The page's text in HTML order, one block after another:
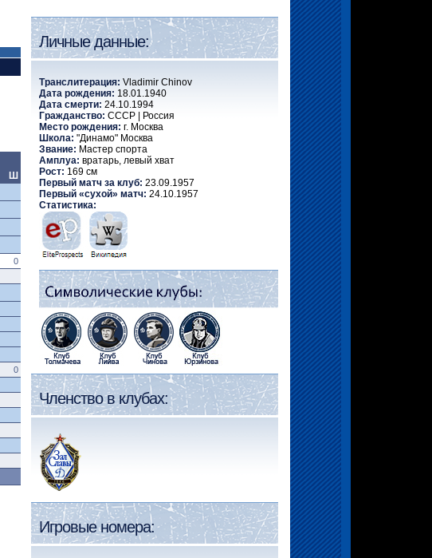
Ш
0
0
Личные данные:
Транслитерация: Vladimir Chinov
Дата рождения: 18.01.1940
Дата смерти: 24.10.1994
Гражданство: СССР | Россия
Место рождения: г. Москва
Школа: "Динамо" Москва
Звание: Мастер спорта
Амплуа: вратарь, левый хват
Рост: 169 см
Первый матч за клуб: 23.09.1957
Первый «сухой» матч: 24.10.1957
Статистика:
Членство в клубах:
Игровые номера: